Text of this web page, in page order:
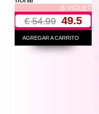
B VIOLET
€ 54.99 49.5
AGREGAR A CARRITO